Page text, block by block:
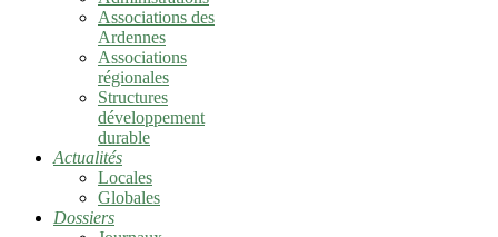
Associations des
Ardennes
Associations
régionales
Structures
développement
durable
Actualités
Locales
Globales
Dossiers